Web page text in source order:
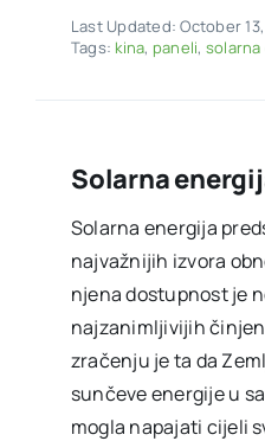
Last Updated: October
Tags: kina, paneli,
Solarna
Solarna energija
najvažnijih izvora
njena dostupnost je
najzanimljivijih
zračenju je ta da
sunčeve energije u
mogla napajati cijeli